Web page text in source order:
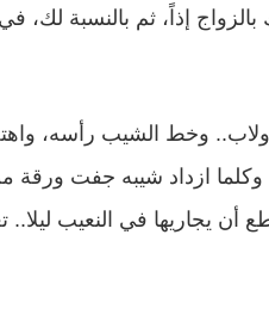
إذاً، ثم بالنسبة لك،
وخط الشيب رأسه،
وكلما ازداد شيبه جفت ورقة
أن يجاريها في النعيب ليلا..